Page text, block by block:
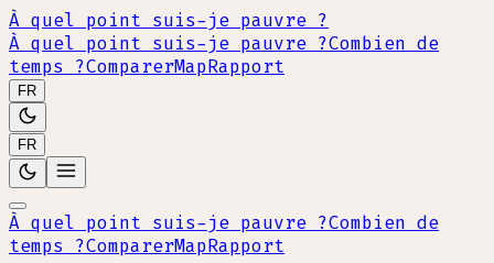
À quel point suis-je pauvre ?
À quel point suis-je pauvre ?Combien de
temps ?ComparerMapRapport
FR
FR
À quel point suis-je pauvre ?Combien de
temps ?ComparerMapRapport